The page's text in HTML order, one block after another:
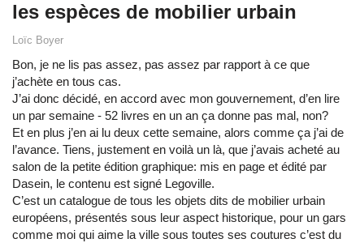
les espèces de mobilier urbain
Loïc Boyer
Bon, je ne lis pas assez, pas assez par rapport à ce que
j’achète en tous cas.
J’ai donc décidé, en accord avec mon gouvernement, d’en lire
un par semaine - 52 livres en un an ça donne pas mal, non?
Et en plus j’en ai lu deux cette semaine, alors comme ça j’ai de
l’avance. Tiens, justement en voilà un là, que j’avais acheté au
salon de la petite édition graphique: mis en page et édité par
Dasein, le contenu est signé Legoville.
C’est un catalogue de tous les objets dits de mobilier urbain
européens, présentés sous leur aspect historique, pour un gars
comme moi qui aime la ville sous toutes ses coutures c’est du